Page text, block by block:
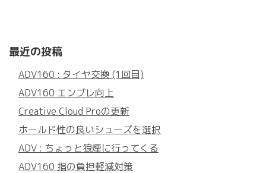
最近の投稿
ADV160 : タイヤ交換 (1回目)
ADV160 エンブレ向上
Creative Cloud Proの更新
ホールド性の良いシューズを選択
ADV : ちょっと狼煙に行ってくる
ADV160 指の負担軽減対策